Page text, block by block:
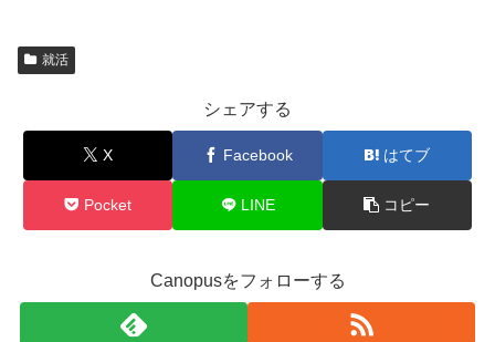
就活
シェアする
X Facebook はてブ
Pocket LINE コピー
Canopusをフォローする